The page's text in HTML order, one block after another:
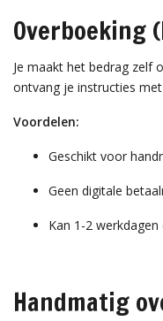
Overboeking
Je maakt het bedrag zelf
ontvang je instructies
Voordelen:
Geschikt voor
Geen digitale
Kan 1-2 werkdagen
Handmatig